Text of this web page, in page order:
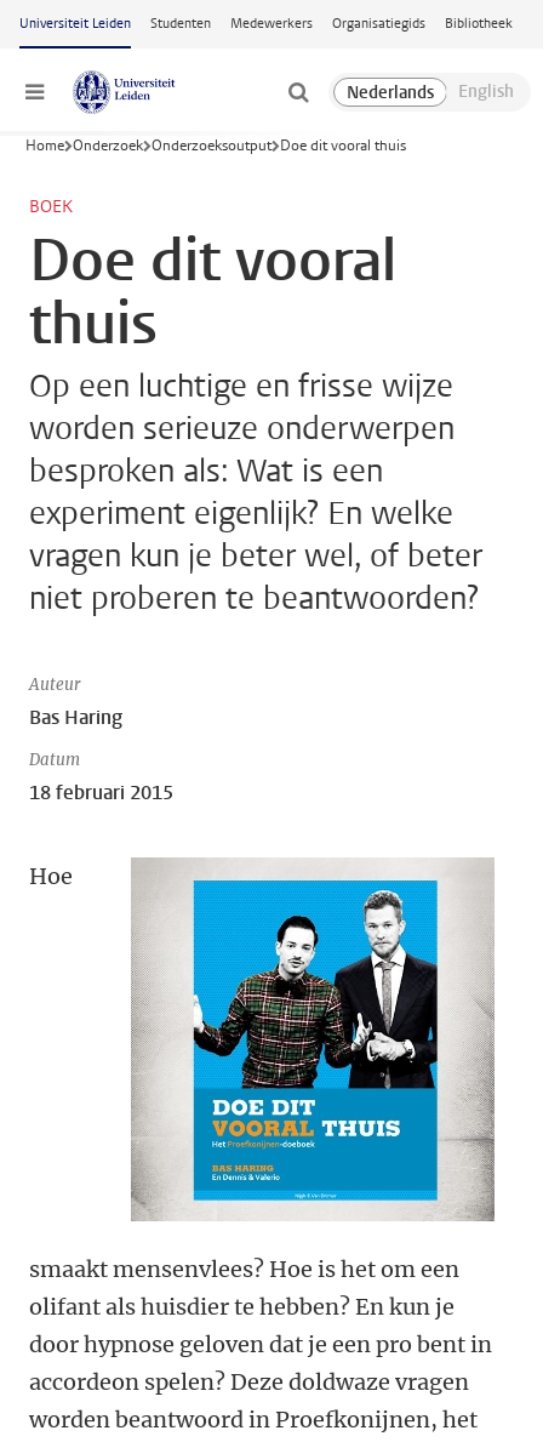
Ga naar hoofdinhoud
Universiteit Leiden Studenten Medewerkers Organisatiegids Bibliotheek
Menu
Home Onderzoek Onderzoeksoutput Doe dit vooral thuis
BOEK
Doe dit vooral
thuis
Op een luchtige en frisse wijze
worden serieuze onderwerpen
besproken als: Wat is een
experiment eigenlijk? En welke
vragen kun je beter wel, of beter
niet proberen te beantwoorden?
Auteur
Bas Haring
Datum
18 februari 2015
Hoe
smaakt mensenvlees? Hoe is het om een
olifant als huisdier te hebben? En kun je
door hypnose geloven dat je een pro bent in
accordeon spelen? Deze doldwaze vragen
worden beantwoord in Proefkonijnen, het